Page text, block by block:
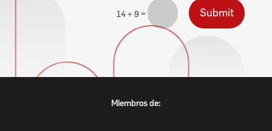
14 + 9 = Submit
Miembros de: